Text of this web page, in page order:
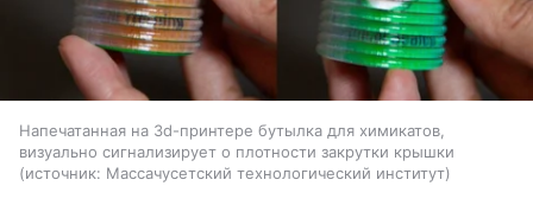
Напечатанная на 3d-принтере бутылка для химикатов,
визуально сигнализирует о плотности закрутки крышки
источник: Массачусетский технологический институт